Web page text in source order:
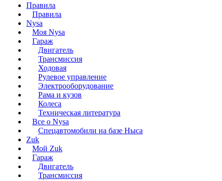
Правила
Правила
Nysa
Моя Nysa
Гараж
Двигатель
Трансмиссия
Ходовая
Рулевое управление
Электрооборудование
Рама и кузов
Колеса
Техническая литература
Все о Nysa
Спецавтомобили на базе Ныса
Zuk
Мой Zuk
Гараж
Двигатель
Трансмиссия